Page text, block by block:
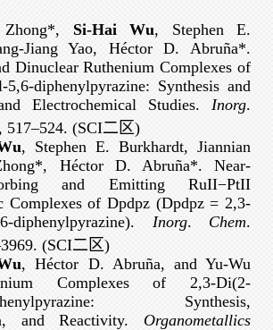
Si-Hai Wu, Stephen E.
Jiang Yao, Héctor D. Abruña*.
Dinuclear Ruthenium Complexes of
diphenylpyrazine: Synthesis and
Electrochemical Studies. Inorg.
, 517–524. (SCI二区)
, Stephen E. Burkhardt, Jiannian
Héctor D. Abruña*. Near-
and Emitting RuII−PtII
Complexes of Dpdpz (Dpdpz = 2,3-
diphenylpyrazine). Inorg. Chem.
(SCI二区)
, Héctor D. Abruña, and Yu-Wu
Complexes of 2,3-Di(2-
Synthesis,
and Reactivity. Organometallics